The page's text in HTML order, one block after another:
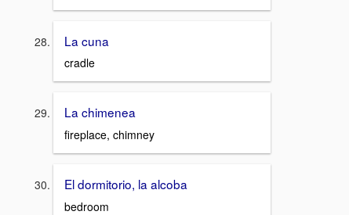
La cuna
cradle
La chimenea
fireplace, chimney
El dormitorio, la alcoba
bedroom